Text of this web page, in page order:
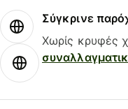
Σύγκρινε
Χωρίς κρυφές